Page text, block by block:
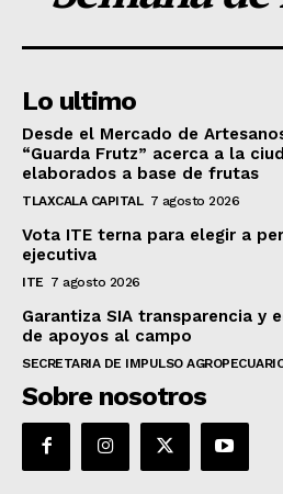
Lo ultimo
Desde el Mercado de
“Guarda Frutz” acerca a la
elaborados a base de frutas
TLAXCALA CAPITAL 7 agosto 2026
Vota ITE terna para elegir a
ejecutiva
ITE 7 agosto 2026
Garantiza SIA transparencia y
de apoyos al campo
SECRETARIA DE IMPULSO
Sobre nosotros